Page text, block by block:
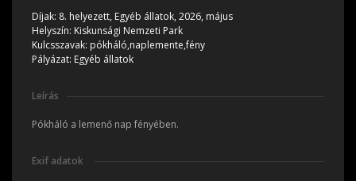
Díjak: 8. helyezett, Egyéb állatok, 2026, május
Helyszín: Kiskunsági Nemzeti Park
Kulcsszavak: pókháló,naplemente,fény
Pályázat: Egyéb állatok
Leírás
Pókháló a lemenő nap fényében.
Exif adatok